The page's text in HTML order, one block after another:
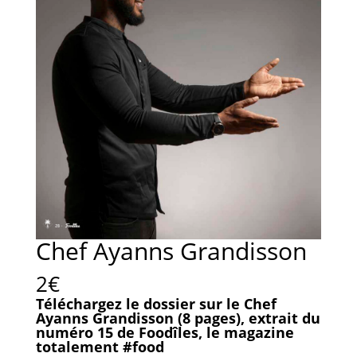
Chef Ayanns Grandisson
2€
Téléchargez le dossier sur le Chef
Ayanns Grandisson (8 pages), extrait du
numéro 15 de Foodîles, le magazine
totalement #food